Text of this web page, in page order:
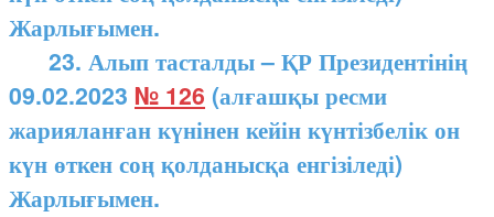
Жарлығымен.
23. Алып тасталды – ҚР Президентінің
09.02.2023 № 126 (алғашқы ресми
жарияланған күнінен кейін күнтізбелік он
күн өткен соң қолданысқа енгізіледі)
Жарлығымен.